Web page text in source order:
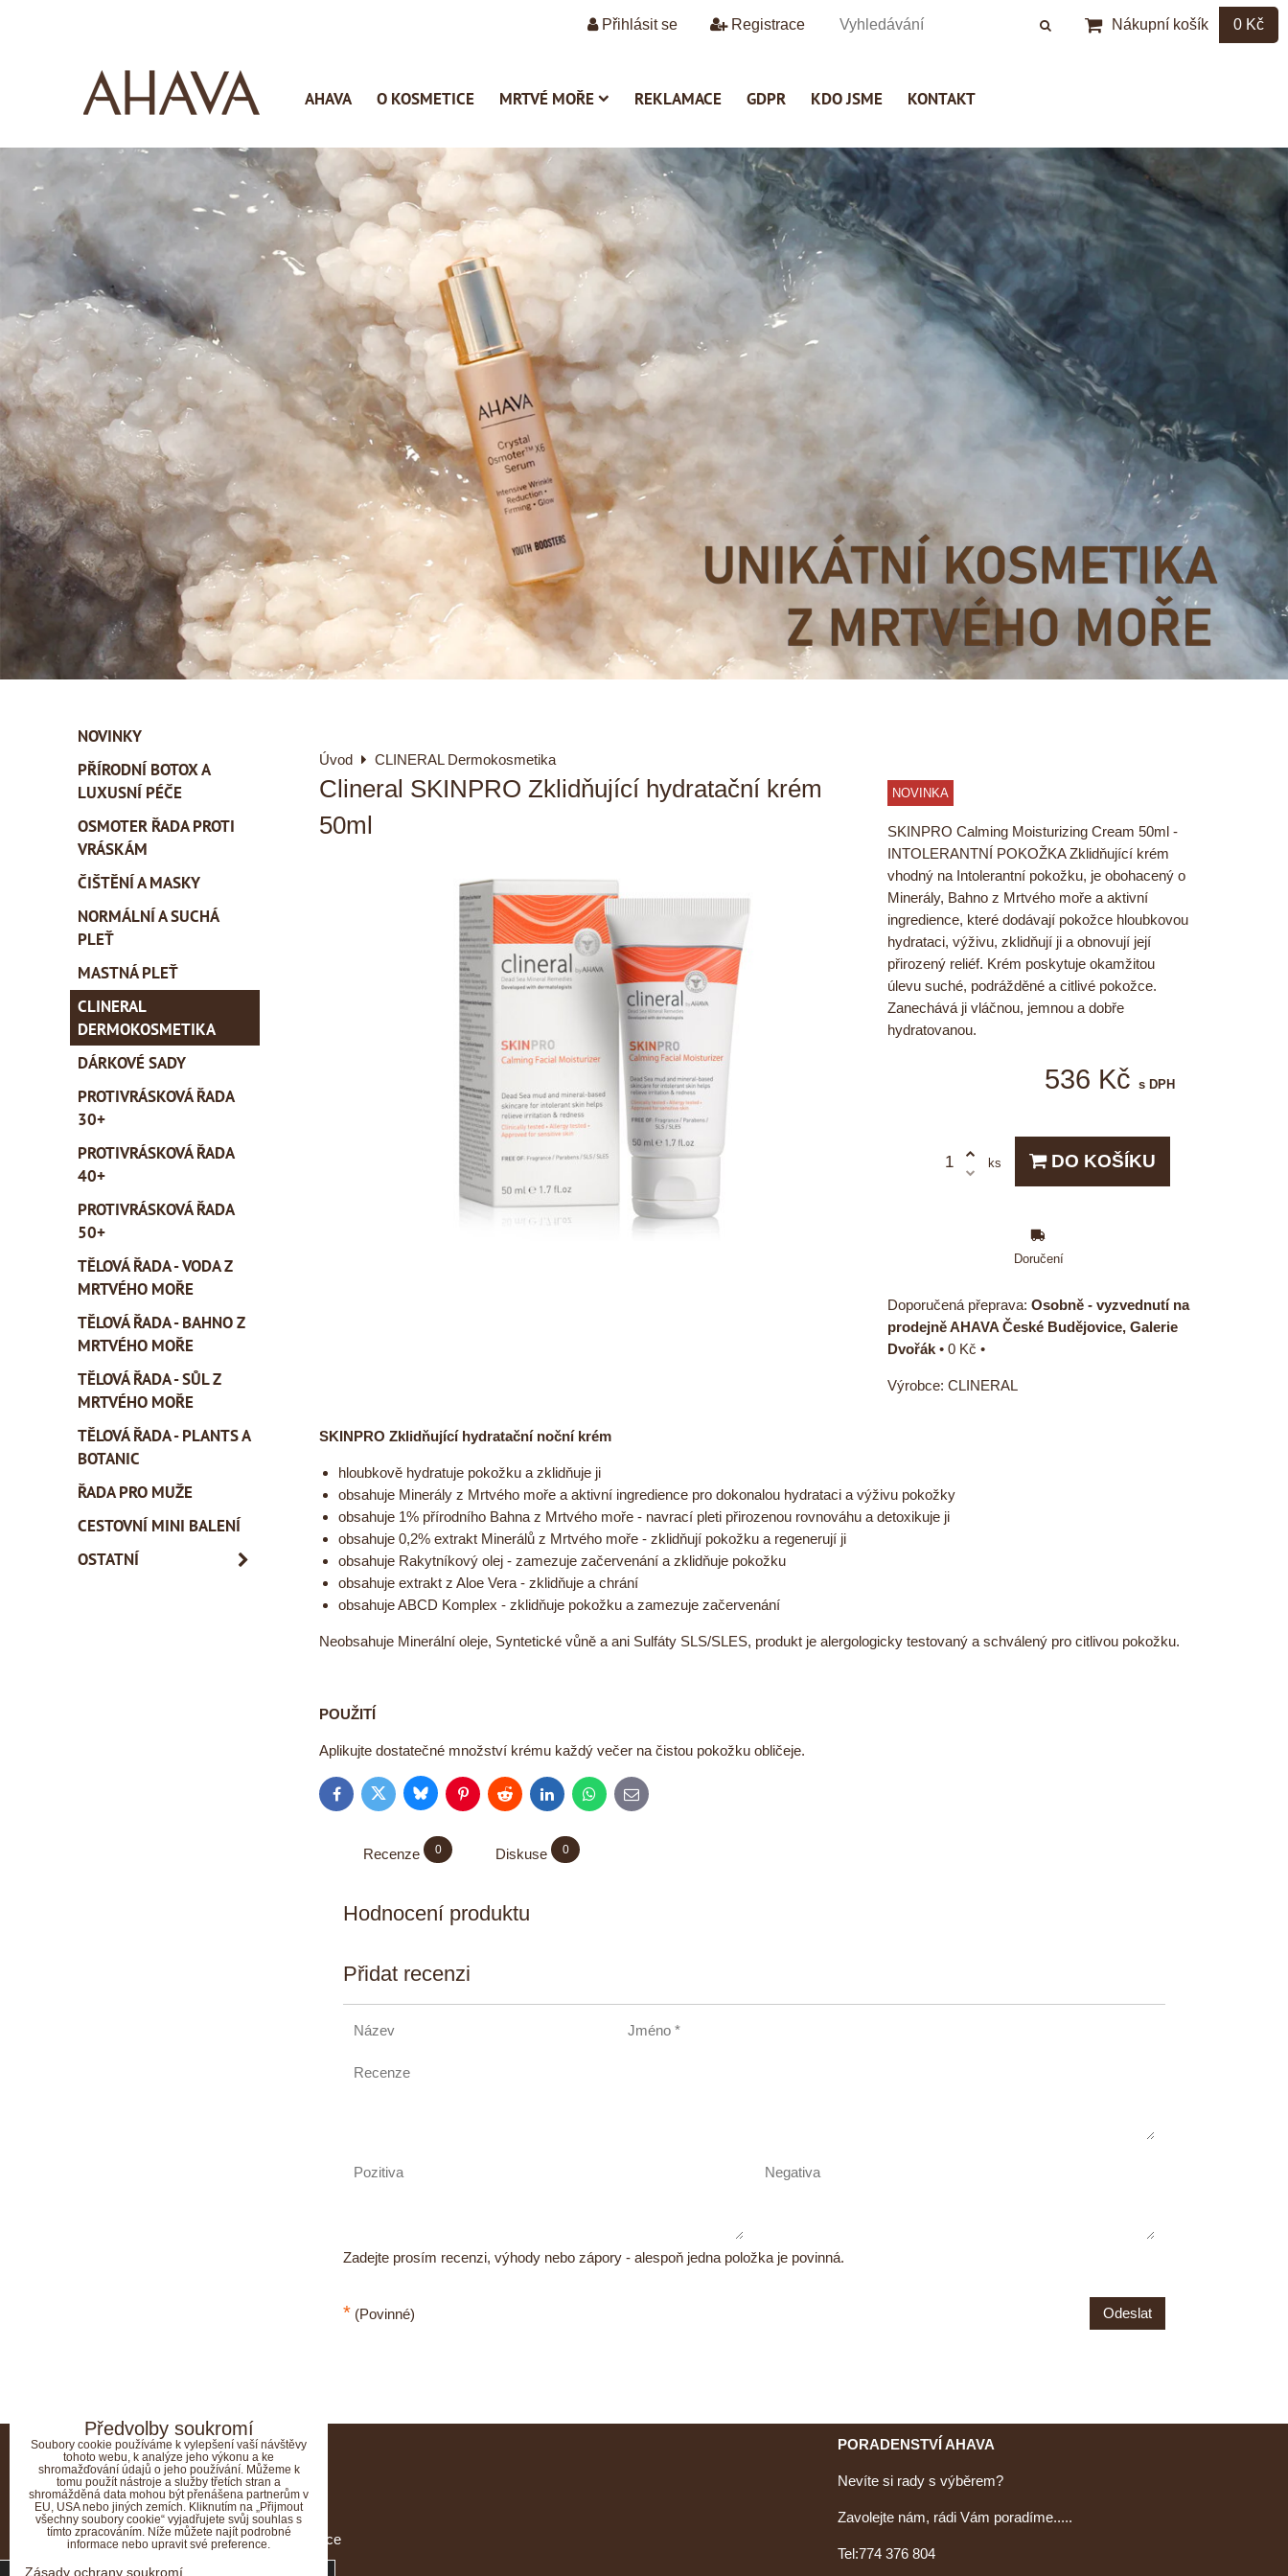
Přihlásit se Registrace Nákupní košík 0 Kč
AHAVA O KOSMETICE MRTVÉ MOŘE REKLAMACE GDPR KDO JSME KONTAKT
Úvod CLINERAL Dermokosmetika
Clineral SKINPRO Zklidňující hydratační krém
50ml
NOVINKA
SKINPRO Calming Moisturizing Cream 50ml -
INTOLERANTNÍ POKOŽKA Zklidňující krém
vhodný na Intolerantní pokožku, je obohacený o
Minerály, Bahno z Mrtvého moře a aktivní
ingredience, které dodávají pokožce hloubkovou
hydrataci, výživu, zklidňují ji a obnovují její
přirozený reliéf. Krém poskytuje okamžitou
úlevu suché, podrážděné a citlivé pokožce.
Zanechává ji vláčnou, jemnou a dobře
hydratovanou.
536 Kč s DPH
ks DO KOŠÍKU
Doručení
Osobně - vyzvednutí na
prodejně AHAVA České Budějovice, Galerie
Dvořák • 0 Kč •
Výrobce: CLINERAL
SKINPRO Zklidňující hydratační noční krém
hloubkově hydratuje pokožku a zklidňuje ji
obsahuje Minerály z Mrtvého moře a aktivní ingredience pro dokonalou hydrataci a výživu pokožky
obsahuje 1% přírodního Bahna z Mrtvého moře - navrací pleti přirozenou rovnováhu a detoxikuje ji
obsahuje 0,2% extrakt Minerálů z Mrtvého moře - zklidňují pokožku a regenerují ji
obsahuje Rakytníkový olej - zamezuje začervenání a zklidňuje pokožku
obsahuje extrakt z Aloe Vera - zklidňuje a chrání
obsahuje ABCD Komplex - zklidňuje pokožku a zamezuje začervenání
Neobsahuje Minerální oleje, Syntetické vůně a ani Sulfáty SLS/SLES, produkt je alergologicky testovaný a schválený pro citlivou pokožku.
POUŽITÍ
Aplikujte dostatečné množství krému každý večer na čistou pokožku obličeje.
FacebookTwitter BlueskyPinterestReddit LinkedInWhatsApp
E-
mail
Recenze 0 Diskuse 0
Hodnocení produktu
Přidat recenzi
Zadejte prosím recenzi, výhody nebo zápory - alespoň jedna položka je povinná.
* (Povinné) Odeslat
NOVINKY
PŘÍRODNÍ BOTOX A
LUXUSNÍ PÉČE
OSMOTER ŘADA PROTI
VRÁSKÁM
ČIŠTĚNÍ A MASKY
NORMÁLNÍ A SUCHÁ
PLEŤ
MASTNÁ PLEŤ
CLINERAL
DERMOKOSMETIKA
DÁRKOVÉ SADY
PROTIVRÁSKOVÁ ŘADA
30+
PROTIVRÁSKOVÁ ŘADA
40+
PROTIVRÁSKOVÁ ŘADA
50+
TĚLOVÁ ŘADA - VODA Z
MRTVÉHO MOŘE
TĚLOVÁ ŘADA - BAHNO Z
MRTVÉHO MOŘE
TĚLOVÁ ŘADA - SŮL Z
MRTVÉHO MOŘE
TĚLOVÁ ŘADA - PLANTS A
BOTANIC
ŘADA PRO MUŽE
CESTOVNÍ MINI BALENÍ
OSTATNÍ
KONTAKT
AHAVA kamenná prodejna
Nám. Přemysla Otakara II 123/36
Galerie Dvořák, 370 00 České Budějovice
PORADENSTVÍ AHAVA
Nevíte si rady s výběrem?
Zavolejte nám, rádi Vám poradíme.....
Tel:774 376 804
Předvolby soukromí
Soubory cookie používáme k vylepšení vaší návštěvy
tohoto webu, k analýze jeho výkonu a ke
shromažďování údajů o jeho používání. Můžeme k
tomu použít nástroje a služby třetích stran a
shromážděná data mohou být přenášena partnerům v
EU, USA nebo jiných zemích. Kliknutím na „Přijmout
všechny soubory cookie“ vyjadřujete svůj souhlas s
tímto zpracováním. Níže můžete najít podrobné
informace nebo upravit své preference.
Zásady ochrany soukromí
Tyto internetové stránky používají soubory